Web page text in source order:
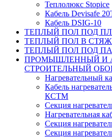
Теплолюкс Stopice
Кабель Devisafe
Кабель DSIG-10
ТЕПЛЫЙ ПОЛ ПОД
ТЕПЛЫЙ ПОЛ В
ТЕПЛЫЙ ПОЛ ПОД
ПРОМЫШЛЕННЫЙ И
СТРОИТЕЛЬНЫЙ
Нагревательный
Кабель
КСТМ
Секция
Нагревательная
Секция
Секция